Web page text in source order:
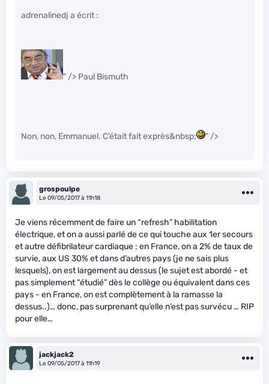
adrenalinedj a écrit :
" /> Paul Bismuth
Non, non, Emmanuel. C’était fait exprès&nbsp; " />
grospoulpe
Le 09/05/2017 à 11h18
Je viens récemment de faire un “refresh” habilitation
électrique, et on a aussi parlé de ce qui touche aux 1er secours
et autre défibrilateur cardiaque : en France, on a 2% de taux de
survie, aux US 30% et dans d’autres pays (je ne sais plus
lesquels), on est largement au dessus (le sujet est abordé - et
pas simplement “étudié” dès le collège ou équivalent dans ces
pays - en France, on est complètement à la ramasse la
dessus..)… donc, pas surprenant qu’elle n’est pas survécu … RIP
pour elle…
jackjack2
Le 09/05/2017 à 11h19